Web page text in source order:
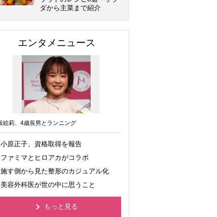
ダから主菜まで紹介
エンタメニュース
絵莉、4歳長男とランニング
小原正子、資格取得を報告
ファミマとヒロアカがコラボ
施す側から見た整形のカジュアル化
美容外科医が世の中に思うこと
もっと見る